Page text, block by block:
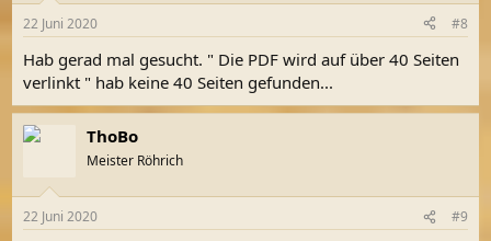
22 Juni 2020 #8
Hab gerad mal gesucht. " Die PDF wird auf über 40 Seiten
verlinkt " hab keine 40 Seiten gefunden...
ThoBo
Meister Röhrich
22 Juni 2020 #9